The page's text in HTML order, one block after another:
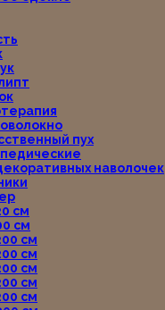
пух
наволочек
см
см
см
см
см
см
см